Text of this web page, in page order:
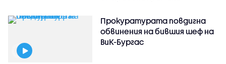
Прокуратурата повдигна
обвинения на бившия шеф на
ВиК-Бургас